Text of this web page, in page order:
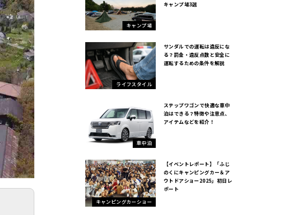
キャンプ場
キャンプ場3選
ライフスタイル
サンダルでの運転は違反にな
る？罰金・違反点数と安全に
運転するための条件を解説
車中泊
ステップワゴンで快適な車中
泊はできる？特徴や注意点、
アイテムなどを紹介！
キャンピングカーショー
【イベントレポート】「ふじ
のくにキャンピングカー＆ア
ウトドアショー2025」初日レ
ポート